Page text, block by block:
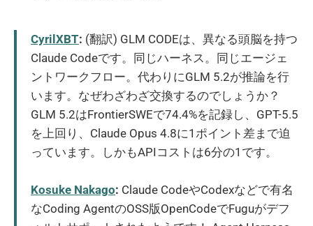
CyrilXBT: (翻訳) GLM CODEは、異なる頭脳を持つ
Claude Codeです。同じハーネス。同じエージェ
ントワークフロー。代わりにGLM 5.2が推論を行
います。なぜわざわざ交換するのでしょうか？
GLM 5.2はFrontierSWEで74.4%を記録し、GPT-5.5
を上回り、Claude Opus 4.8に1ポイント差まで迫
っています。しかもAPIコストは6分の1です。
Kosuke Nakago: Claude CodeやCodexなどで有名
なCoding AgentのOSS版OpenCodeでFuguがデフ